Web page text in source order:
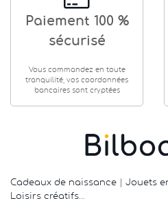
Paiement 100 %
sécurisé
Vous commandez en toute
tranquilité, vos coordonnées
bancaires sont cryptées
Cadeaux de naissance Jouets
Loisirs créatifs